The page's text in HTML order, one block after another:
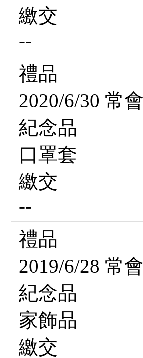
繳交
--
禮品
2020/6/30 常會
紀念品
口罩套
繳交
--
禮品
2019/6/28 常會
紀念品
家飾品
繳交